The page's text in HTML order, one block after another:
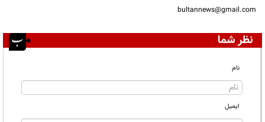
bultannews@gmail.com
نظر شما
نام
ایمیل